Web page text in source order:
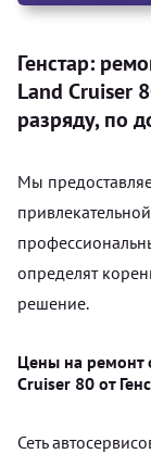
Генстар:
Land Cruiser
разряду, по
Мы
определят
решение.
Цены на ремонт
Cruiser 80 от
Сеть